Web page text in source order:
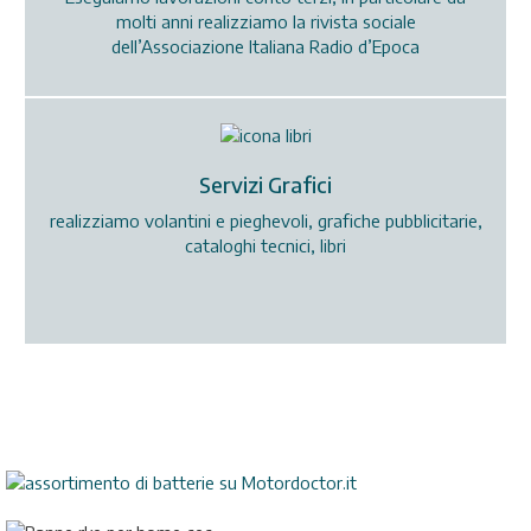
molti anni realizziamo la rivista sociale
dell’Associazione Italiana Radio d’Epoca
Servizi Grafici
realizziamo volantini e pieghevoli, grafiche pubblicitarie,
cataloghi tecnici, libri